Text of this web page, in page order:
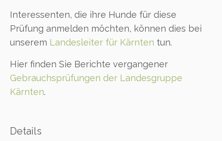
Interessenten, die ihre Hunde für diese
Prüfung anmelden möchten, können dies bei
unserem Landesleiter für Kärnten tun.
Hier finden Sie Berichte vergangener
Gebrauchsprüfungen der Landesgruppe
Kärnten.
Details